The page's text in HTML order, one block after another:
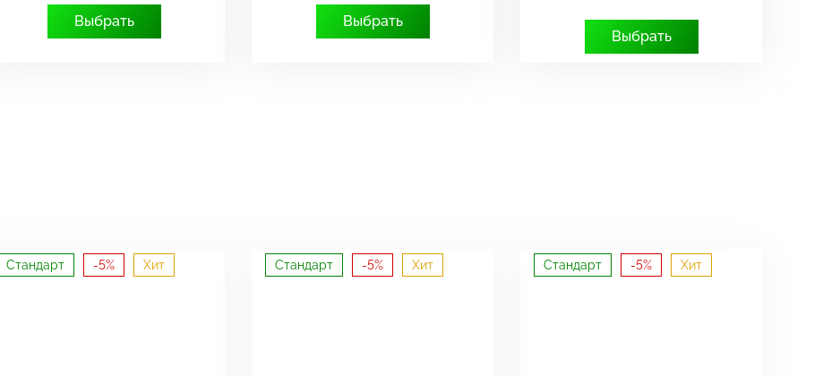
Выбрать Выбрать
Выбрать
Стандарт -5% Хит Стандарт -5% Хит Стандарт -5% Хит